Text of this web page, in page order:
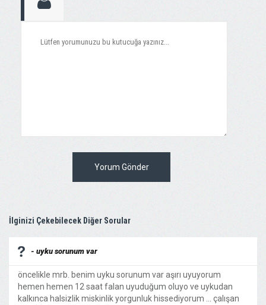
Yorum Gönder
İlginizi Çekebilecek Diğer Sorular
- uyku sorunum var
öncelikle mrb. benim uyku sorunum var aşırı uyuyorum
hemen hemen 12 saat falan uyuduğum oluyo ve uykudan
kalkınca halsizlik miskinlik yorgunluk hissediyorum ... çalışan